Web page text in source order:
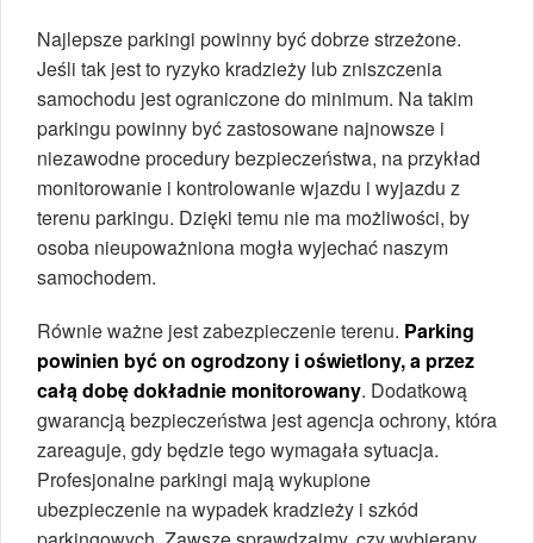
Najlepsze parkingi powinny być dobrze strzeżone.
Jeśli tak jest to ryzyko kradzieży lub zniszczenia
samochodu jest ograniczone do minimum. Na takim
parkingu powinny być zastosowane najnowsze i
niezawodne procedury bezpieczeństwa, na przykład
monitorowanie i kontrolowanie wjazdu i wyjazdu z
terenu parkingu. Dzięki temu nie ma możliwości, by
osoba nieupoważniona mogła wyjechać naszym
samochodem.
Równie ważne jest zabezpieczenie terenu. Parking
powinien być on ogrodzony i oświetlony, a przez
całą dobę dokładnie monitorowany. Dodatkową
gwarancją bezpieczeństwa jest agencja ochrony, która
zareaguje, gdy będzie tego wymagała sytuacja.
Profesjonalne parkingi mają wykupione
ubezpieczenie na wypadek kradzieży i szkód